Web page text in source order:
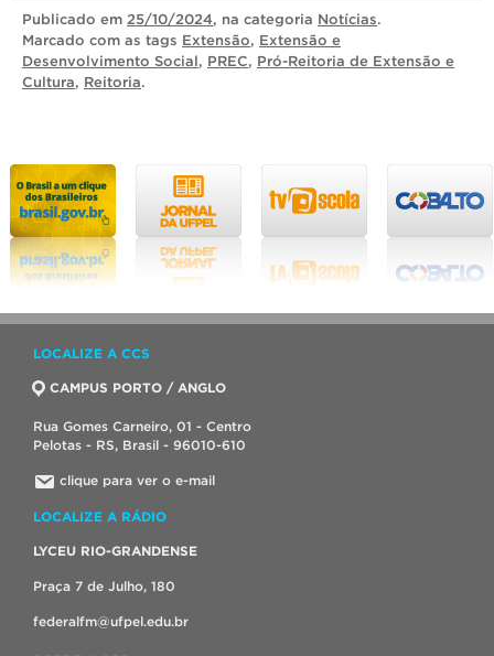
Publicado em 25/10/2024, na categoria Notícias.
Marcado com as tags Extensão, Extensão e
Desenvolvimento Social, PREC, Pró-Reitoria de Extensão e
Cultura, Reitoria.
LOCALIZE A CCS
CAMPUS PORTO / ANGLO
Rua Gomes Carneiro, 01 - Centro
Pelotas - RS, Brasil - 96010-610
clique para ver o e-mail
LOCALIZE A RÁDIO
LYCEU RIO-GRANDENSE
Praça 7 de Julho, 180
federalfm@ufpel.edu.br